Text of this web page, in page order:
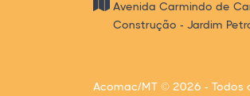
Avenida Carmindo de
Construção - Jardim
Acomac/MT © 2026 - Todos